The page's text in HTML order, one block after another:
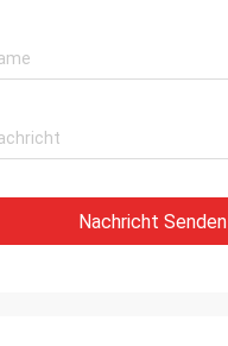
Nachricht Senden